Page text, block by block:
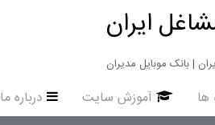
ایران
ها آموزش سایت درباره ما